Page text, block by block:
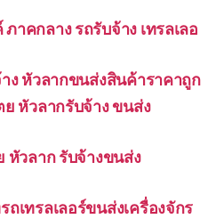
าคกลาง รถรับจ้าง เทรลเลอ
ง หัวลากขนส่งสินค้าราคาถูก
ย หัวลากรับจ้าง ขนส่ง
หัวลาก รับจ้างขนส่ง
ถเทรลเลอร์ขนส่งเครื่องจักร